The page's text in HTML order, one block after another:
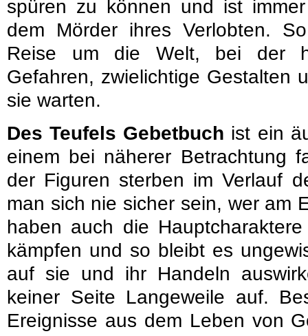
spüren zu können und ist
dem Mörder ihres Verlobten.
Reise um die Welt, bei der
Gefahren, zwielichtige Gestalten
sie warten.
Des Teufels Gebetbuch ist ein
einem bei näherer Betrachtung
der Figuren sterben im Verlauf
man sich nie sicher sein, wer am
haben auch die
kämpfen und so bleibt es
auf sie und ihr Handeln
keiner Seite Langeweile auf.
Ereignisse aus dem Leben von